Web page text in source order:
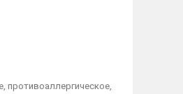
противоаллергическое,